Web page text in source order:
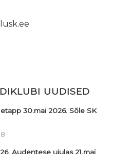
UUDISED
30.mai 2026. Sõle SK
Audentese ujulas 21.mai